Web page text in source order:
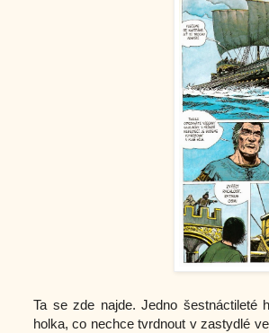
Ta se zde najde. Jedno šestnáctileté
holka, co nechce tvrdnout v zastydlé